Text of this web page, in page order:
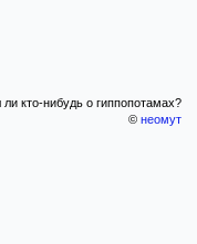
кто-нибудь о гиппопотамах?
© неомут